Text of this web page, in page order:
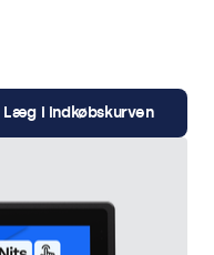
Læg i indkøbskurven